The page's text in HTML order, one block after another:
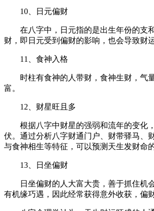
10、日元偏财
在八字中，日元指的是出生年份的支
财，即日元受到偏财的影响，也会导致财
11、食神入格
时柱有食神的人带财，食神生财，气
富。
12、财星旺且多
根据八字中财星的强弱和流年的变化
伏。通过分析八字财通门户、财带驿马、
与食神相生等特征，可以预测天生发财命
13、日坐偏财
日坐偏财的人大富大贵，善于抓住机
有机缘巧遇，因此经常获得意外收获，偏